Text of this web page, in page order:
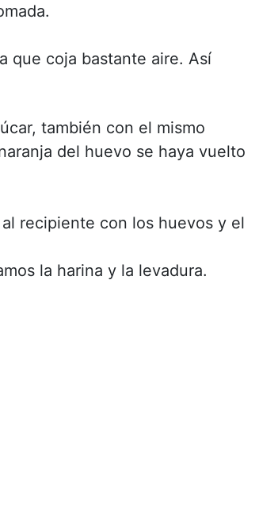
que coja bastante aire. Así
también con el mismo
del huevo se haya vuelto
recipiente con los huevos y el
la harina y la levadura.